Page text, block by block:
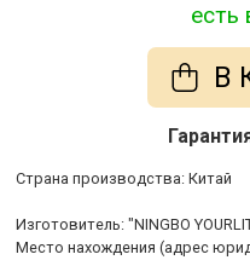
есть
В
Cтрана производства: Китай
Изготовитель: "NINGBO
Место нахождения (адрес